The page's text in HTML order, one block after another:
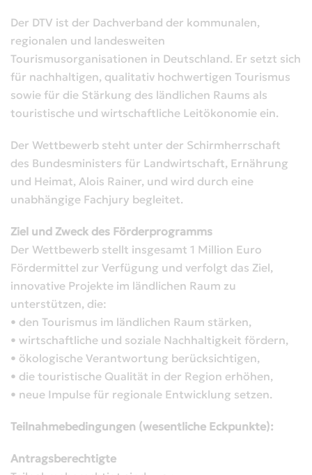
Der DTV ist der Dachverband der kommunalen,
regionalen und landesweiten
Tourismusorganisationen in Deutschland. Er setzt sich
für nachhaltigen, qualitativ hochwertigen Tourismus
sowie für die Stärkung des ländlichen Raums als
touristische und wirtschaftliche Leitökonomie ein.
Der Wettbewerb steht unter der Schirmherrschaft
des Bundesministers für Landwirtschaft, Ernährung
und Heimat, Alois Rainer, und wird durch eine
unabhängige Fachjury begleitet.
Ziel und Zweck des Förderprogramms
Der Wettbewerb stellt insgesamt 1 Million Euro
Fördermittel zur Verfügung und verfolgt das Ziel,
innovative Projekte im ländlichen Raum zu
unterstützen, die:
• den Tourismus im ländlichen Raum stärken,
• wirtschaftliche und soziale Nachhaltigkeit fördern,
• ökologische Verantwortung berücksichtigen,
• die touristische Qualität in der Region erhöhen,
• neue Impulse für regionale Entwicklung setzen.
Teilnahmebedingungen (wesentliche Eckpunkte):
Antragsberechtigte